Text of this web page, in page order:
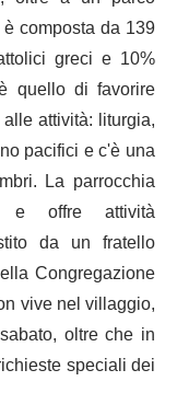
composta da 139
greci e 10%
quello di favorire
attività: liturgia,
pacifici e c'è una
La parrocchia
e offre attività
da un fratello
Congregazione
vive nel villaggio,
oltre che in
speciali dei